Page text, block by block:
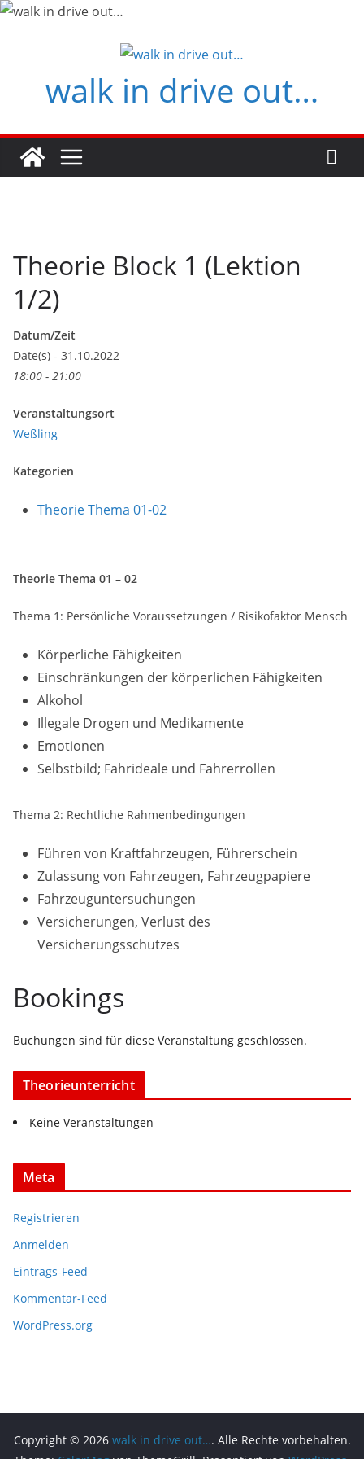
Zum
walk in drive out…
Theorie Block 1 (Lektion
1/2)
Datum/Zeit
Date(s) - 31.10.2022
18:00 - 21:00
Veranstaltungsort
Weßling
Kategorien
Theorie Thema 01-02
Theorie Thema 01 – 02
Thema 1: Persönliche Voraussetzungen / Risikofaktor Mensch
Körperliche Fähigkeiten
Einschränkungen der körperlichen Fähigkeiten
Alkohol
Illegale Drogen und Medikamente
Emotionen
Selbstbild; Fahrideale und Fahrerrollen
Thema 2: Rechtliche Rahmenbedingungen
Führen von Kraftfahrzeugen, Führerschein
Zulassung von Fahrzeugen, Fahrzeugpapiere
Fahrzeuguntersuchungen
Versicherungen, Verlust des
Versicherungsschutzes
Bookings
Buchungen sind für diese Veranstaltung geschlossen.
Theorieunterricht
Keine Veranstaltungen
Meta
Registrieren
Anmelden
Eintrags-Feed
Kommentar-Feed
WordPress.org
Copyright © 2026 walk in drive out…. Alle Rechte vorbehalten.